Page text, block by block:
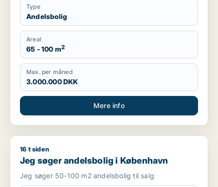
Type
Andelsbolig
Areal
65 - 100 m2
Max. per måned
3.000.000 DKK
Mere info
Jeg søger andelsbolig i København
16 t siden
Jeg søger andelsbolig i København
Jeg søger 50-100 m2 andelsbolig til salg